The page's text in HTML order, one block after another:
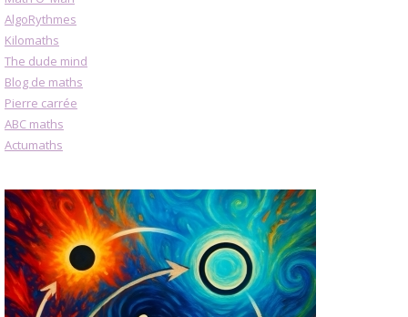
AlgoRythmes
Kilomaths
The dude mind
Blog de maths
Pierre carrée
ABC maths
Actumaths